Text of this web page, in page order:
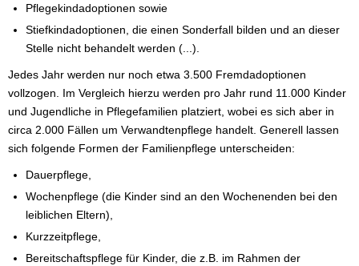
Pflegekindadoptionen sowie
Stiefkindadoptionen, die einen Sonderfall bilden und an dieser
Stelle nicht behandelt werden (...).
Jedes Jahr werden nur noch etwa 3.500 Fremdadoptionen
vollzogen. Im Vergleich hierzu werden pro Jahr rund 11.000 Kinder
und Jugendliche in Pflegefamilien platziert, wobei es sich aber in
circa 2.000 Fällen um Verwandtenpflege handelt. Generell lassen
sich folgende Formen der Familienpflege unterscheiden:
Dauerpflege,
Wochenpflege (die Kinder sind an den Wochenenden bei den
leiblichen Eltern),
Kurzzeitpflege,
Bereitschaftspflege für Kinder, die z.B. im Rahmen der